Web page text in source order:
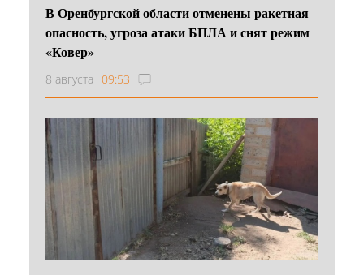
В Оренбургской области отменены ракетная
опасность, угроза атаки БПЛА и снят режим
«Ковер»
8 августа 09:53